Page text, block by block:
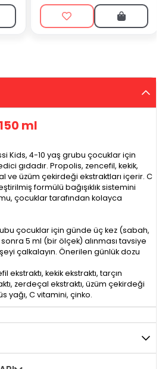
ml
Kids, 4-10 yaş grubu çocuklar için
gıdadır. Propolis, zencefil, kekik,
ve üzüm çekirdeği ekstraktları içerir. C
formülü bağışıklık sistemini
çocuklar tarafından kolayca
çocuklar için günde üç kez (sabah,
5 ml (bir ölçek) alınması tavsiye
çalkalayın. Önerilen günlük dozu
ekstraktı, kekik ekstraktı, tarçın
zerdeçal ekstraktı, üzüm çekirdeği
yağı, C vitamini, çinko.